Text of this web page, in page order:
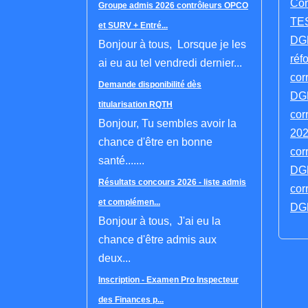
Groupe admis 2026 contrôleurs OPCO
et SURV + Entré...
Bonjour à tous, Lorsque je les
ai eu au tel vendredi dernier...
Demande disponibilité dès
titularisation RQTH
Bonjour, Tu sembles avoir la
chance d'être en bonne
santé.......
Résultats concours 2026 - liste admis
et complémen...
Bonjour à tous, J'ai eu la
chance d'être admis aux
deux...
Inscription - Examen Pro Inspecteur
des Finances p...